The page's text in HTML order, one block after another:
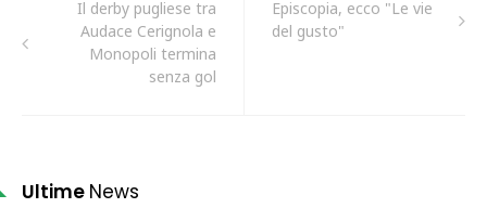
Il derby pugliese tra
Audace Cerignola e
Monopoli termina
senza gol
Episcopia, ecco "Le vie
del gusto"
Ultime News